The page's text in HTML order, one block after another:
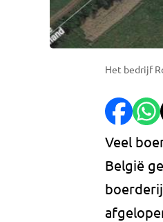
Het bedrijf
Veel
België